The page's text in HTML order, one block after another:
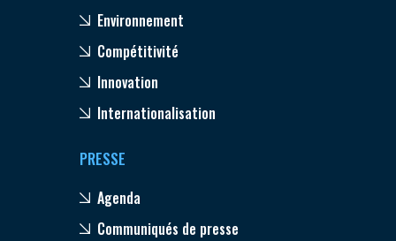
Environnement
Compétitivité
Innovation
Internationalisation
PRESSE
Agenda
Communiqués de presse